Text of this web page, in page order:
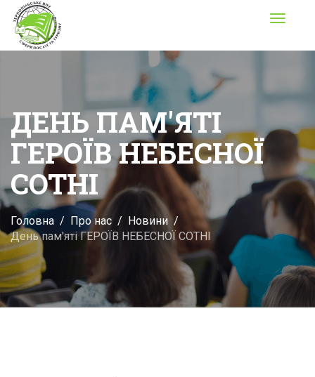
Toggle
ДЕНЬ ПАМ'ЯТІ
ГЕРОЇВ НЕБЕСНОЇ
СОТНІ
Головна Про нас
Новини
День пам'яті ГЕРОЇВ НЕБЕСНОЇ СОТНІ